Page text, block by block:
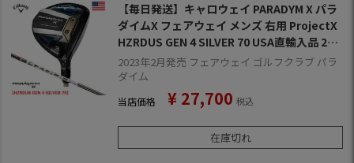
【毎日発送】キャロウェイ PARADYM X パラ
ダイムX フェアウェイ メンズ 右用 ProjectX
HZRDUS GEN 4 SILVER 70 USA直輸入品 202
3年モデル
2023年2月発売 フェアウェイ ゴルフクラブ パラ
ダイム
当店価格 ¥ 27,700 税込
在庫切れ